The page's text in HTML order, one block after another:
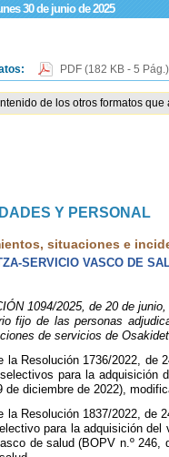
30 de junio de 2025
PDF (182 KB - 5 Pág.)
de los otros formatos
Y PERSONAL
situaciones e
SERVICIO VASCO DE
1094/2025, de 20 de
fijo de las personas
de servicios de
la Resolución 1736/2022, de
para la adquisición
de diciembre de 2022),
la Resolución 1837/2022, de
para la adquisición
de salud (BOPV n.º 246,